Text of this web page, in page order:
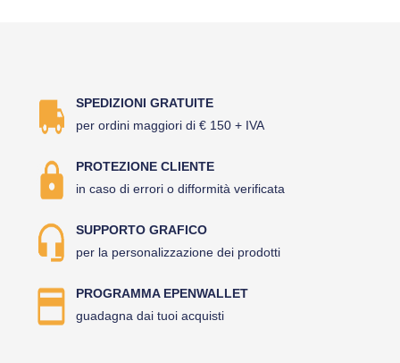
SPEDIZIONI GRATUITE
per ordini maggiori di € 150 + IVA
PROTEZIONE CLIENTE
in caso di errori o difformità verificata
SUPPORTO GRAFICO
per la personalizzazione dei prodotti
PROGRAMMA EPENWALLET
guadagna dai tuoi acquisti